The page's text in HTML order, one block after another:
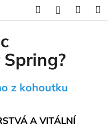
HledatPřihlášení
z kohoutku
A VITÁLNÍ